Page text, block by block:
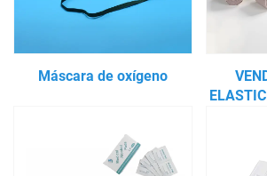
Máscara de oxígeno